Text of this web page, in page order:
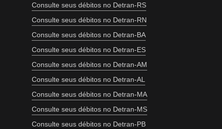
Consulte seus débitos no Detran-RS
Consulte seus débitos no Detran-RN
Consulte seus débitos no Detran-BA
Consulte seus débitos no Detran-ES
Consulte seus débitos no Detran-AM
Consulte seus débitos no Detran-AL
Consulte seus débitos no Detran-MA
Consulte seus débitos no Detran-MS
Consulte seus débitos no Detran-PB